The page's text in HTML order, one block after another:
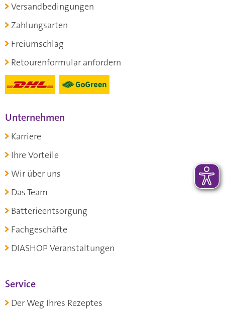
Versandbedingungen
Zahlungsarten
Freiumschlag
Retourenformular anfordern
Unternehmen
Karriere
Ihre Vorteile
Wir über uns
Das Team
Batterieentsorgung
Fachgeschäfte
DIASHOP Veranstaltungen
Service
Der Weg Ihres Rezeptes